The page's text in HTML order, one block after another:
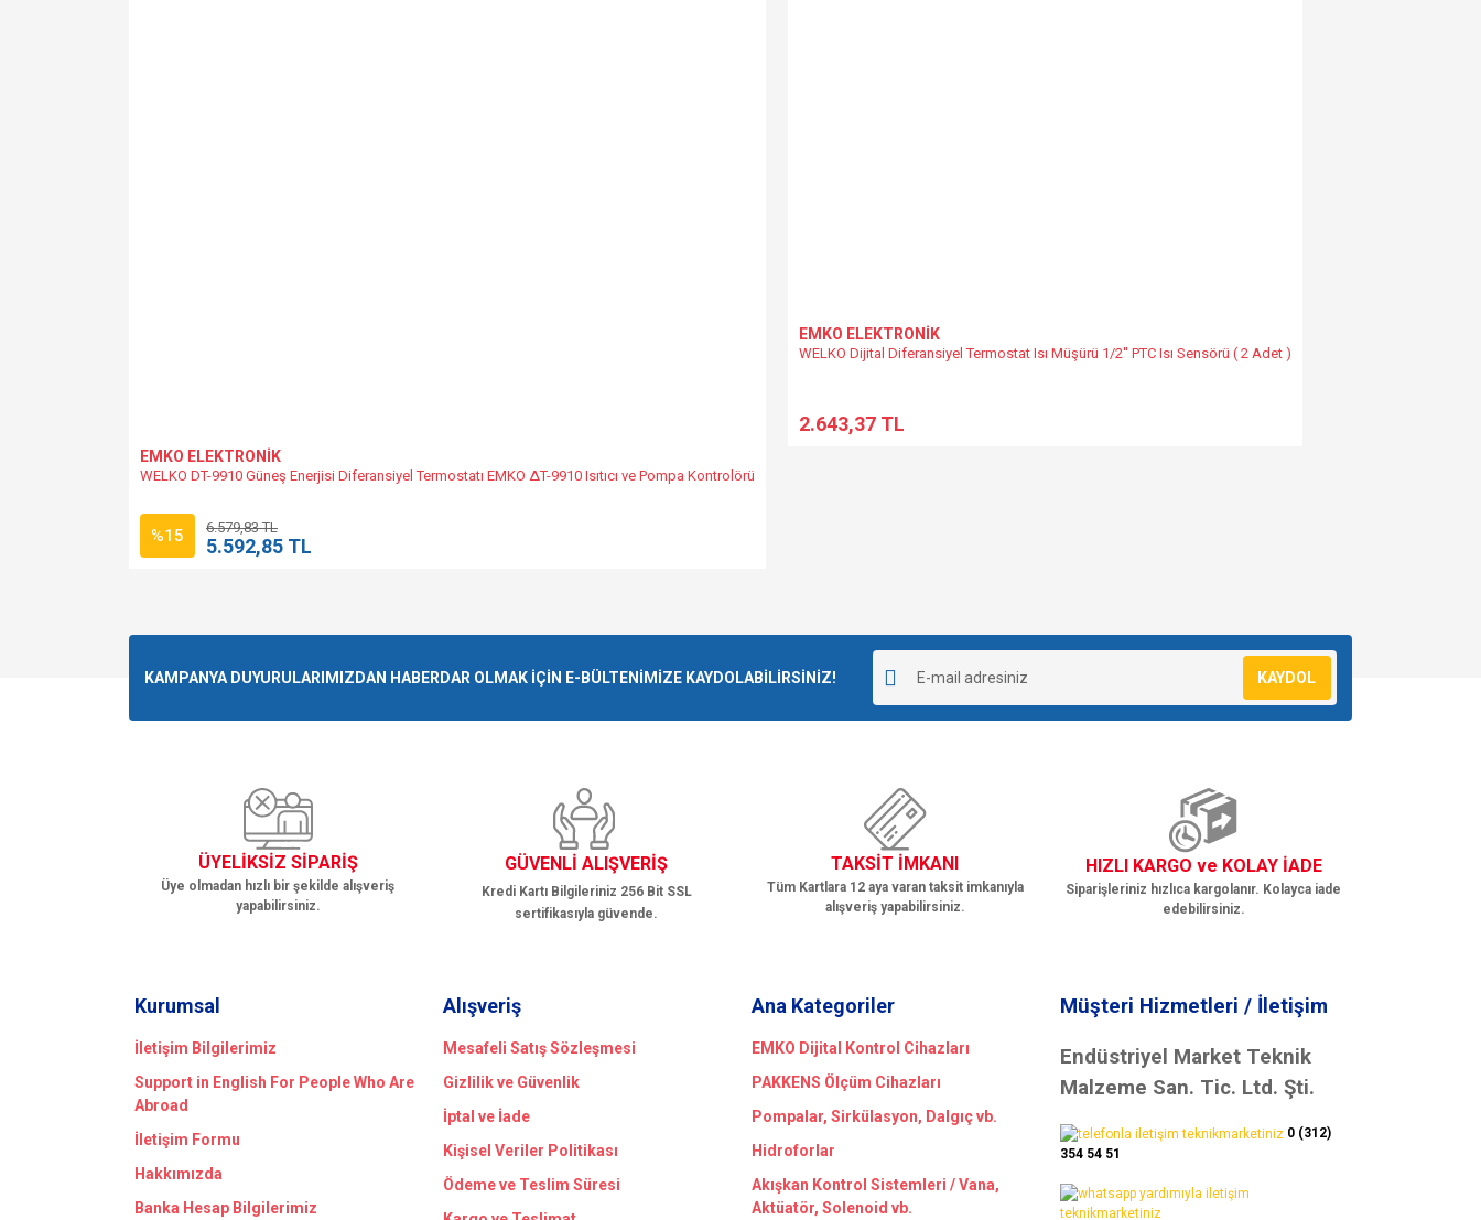
EMKO ELEKTRONİK
WELKO DT-9910 Güneş Enerjisi Diferansiyel Termostatı EMKO ∆T-9910 Isıtıcı ve Pompa Kontrolörü
%15 6.579,83 TL
5.592,85 TL
EMKO ELEKTRONİK
WELKO Dijital Diferansiyel Termostat Isı Müşürü 1/2'' PTC Isı Sensörü ( 2 Adet )
2.643,37 TL
KAMPANYA DUYURULARIMIZDAN HABERDAR OLMAK İÇİN E-BÜLTENİMİZE KAYDOLABİLİRSİNİZ! KAYDOL
ÜYELİKSİZ SİPARİŞ
Üye olmadan hızlı bir şekilde alışveriş
yapabilirsiniz.
GÜVENLİ ALIŞVERİŞ
Kredi Kartı Bilgileriniz 256 Bit SSL
sertifikasıyla güvende.
TAKSİT İMKANI
Tüm Kartlara 12 aya varan taksit imkanıyla
alışveriş yapabilirsiniz.
HIZLI KARGO ve KOLAY İADE
Siparişleriniz hızlıca kargolanır. Kolayca iade
edebilirsiniz.
Kurumsal
İletişim Bilgilerimiz
Support in English For People Who Are
Abroad
İletişim Formu
Hakkımızda
Banka Hesap Bilgilerimiz
Alışveriş
Mesafeli Satış Sözleşmesi
Gizlilik ve Güvenlik
İptal ve İade
Kişisel Veriler Politikası
Ödeme ve Teslim Süresi
Ana Kategoriler
EMKO Dijital Kontrol Cihazları
PAKKENS Ölçüm Cihazları
Pompalar, Sirkülasyon, Dalgıç vb.
Hidroforlar
Akışkan Kontrol Sistemleri / Vana,
Aktüatör, Solenoid vb.
Müşteri Hizmetleri / İletişim
Endüstriyel Market Teknik
Malzeme San. Tic. Ltd. Şti.
0 (312)
354 54 51